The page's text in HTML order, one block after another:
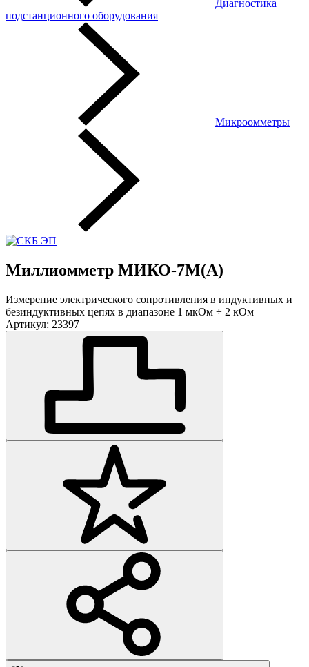
Диагностика
подстанционного оборудования
Микроомметры
Миллиомметр МИКО-7М(А)
Измерение электрического сопротивления в индуктивных и
безиндуктивных цепях в диапазоне 1 мкОм ÷ 2 кОм
Артикул: 23397